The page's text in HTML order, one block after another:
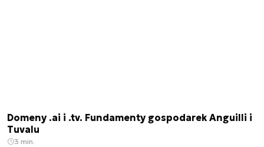
Domeny .ai i .tv. Fundamenty gospodarek Anguilli i
Tuvalu
3 min.